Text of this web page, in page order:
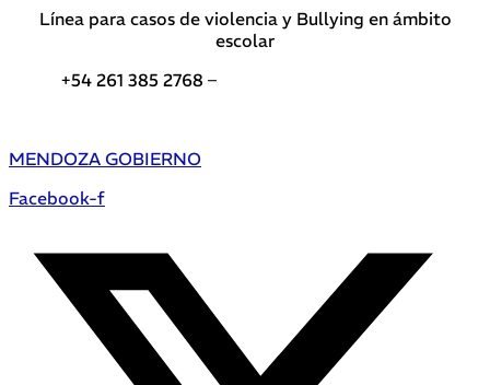
Línea para casos de violencia y Bullying en ámbito
escolar
+54 261 385 2768 –
MENDOZA GOBIERNO
Facebook-f